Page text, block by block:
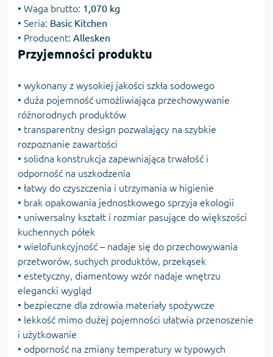
• Waga brutto: 1,070 kg
• Seria: Basic Kitchen
• Producent: Allesken
Przyjemności produktu
• wykonany z wysokiej jakości szkła sodowego
• duża pojemność umożliwiająca przechowywanie
różnorodnych produktów
• transparentny design pozwalający na szybkie
rozpoznanie zawartości
• solidna konstrukcja zapewniająca trwałość i
odporność na uszkodzenia
• łatwy do czyszczenia i utrzymania w higienie
• brak opakowania jednostkowego sprzyja ekologii
• uniwersalny kształt i rozmiar pasujące do większości
kuchennych półek
• wielofunkcyjność – nadaje się do przechowywania
przetworów, suchych produktów, przekąsek
• estetyczny, diamentowy wzór nadaje wnętrzu
elegancki wygląd
• bezpieczne dla zdrowia materiały spożywcze
• lekkość mimo dużej pojemności ułatwia przenoszenie
i użytkowanie
• odporność na zmiany temperatury w typowych